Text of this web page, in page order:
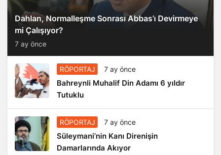
Dahlan, Normalleşme Sonrası Abbas’ı Devirmeye
mi Çalışıyor?
7 ay önce
RÖPORTAJ 7 ay önce
Bahreynli Muhalif Din Adamı 6 yıldır
Tutuklu
RÖPORTAJ 7 ay önce
Süleymani’nin Kanı Direnişin
Damarlarında Akıyor